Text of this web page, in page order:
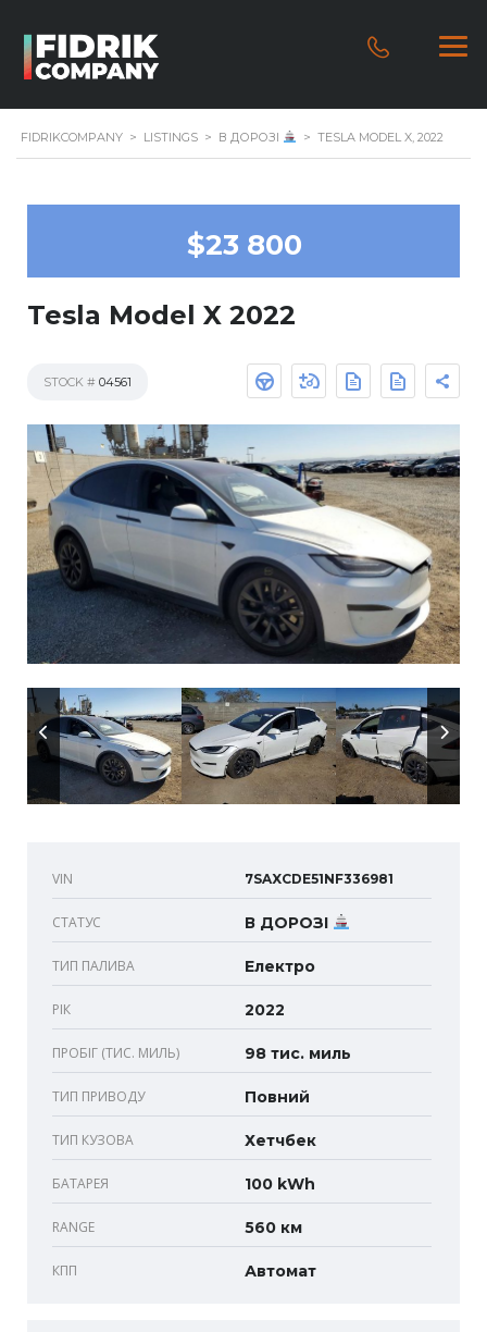
FIDRIKCOMPANY > LISTINGS > В ДОРОЗІ > TESLA MODEL X, 2022
$23 800
Tesla Model X 2022
STOCK # 04561
VIN 7SAXCDE51NF336981
СТАТУС В ДОРОЗІ
ТИП ПАЛИВА Електро
РІК 2022
ПРОБІГ (ТИС. МИЛЬ) 98 тис. миль
ТИП ПРИВОДУ Повний
ТИП КУЗОВА Хетчбек
БАТАРЕЯ 100 kWh
RANGE 560 км
КПП Автомат